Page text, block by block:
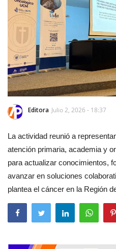
Política
Espectáculos
Editora Julio 2, 2026 - 18:37
La actividad reunió a
atención primaria, academia y
para actualizar conocimientos,
avanzar en soluciones
plantea el cáncer en la Región